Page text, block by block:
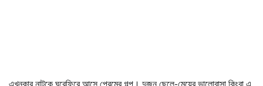
এখনকার নাটকে ঘুরেফিরে আসে প্রেমের গল্প। দুজন ছেলে-মেয়ের ভালোবাসা কিংবা এ